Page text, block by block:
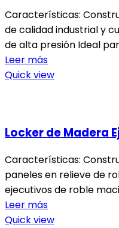
Características:
de calidad industrial y
de alta presión Ideal
Leer más
Quick view
Locker de Madera
Características:
paneles en relieve de
ejecutivos de roble
Leer más
Quick view